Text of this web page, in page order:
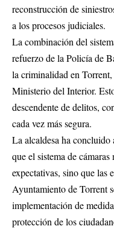
reconstrucción de
a los procesos judiciales.
La combinación del
refuerzo de la Policía de
la criminalidad en
Ministerio del Interior.
descendente de delitos,
cada vez más segura.
La alcaldesa ha concluido
que el sistema de
expectativas, sino que las
Ayuntamiento de Torrent
implementación de
protección de los